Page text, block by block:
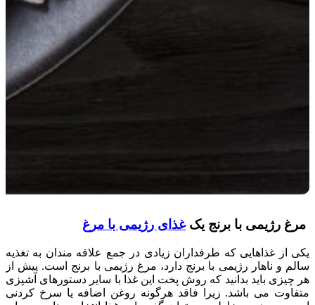
مرغ رژیمی با برنج یکغذای رژیمی با مرغ
یکی از غذاهایی که طرفداران زیادی در جمع علاقه مندان به تغذیه
سالم و ناهار رژیمی با برنج دارد، مرغ رژیمی با برنج است. پیش از
هر چیزی باید بدانید که روش پخت این غذا با سایر دستورهای آشپزی
متفاوت می باشد. زیرا فاقد هرگونه روغن اضافه یا سرخ کردنی